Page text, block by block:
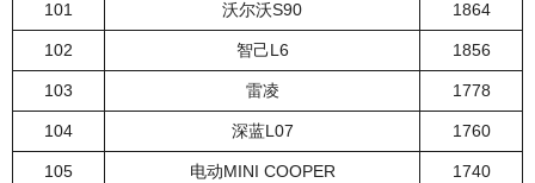
101 沃尔沃S90 1864
102 智己L6 1856
103 雷凌 1778
104 深蓝L07 1760
105 电动MINI COOPER 1740